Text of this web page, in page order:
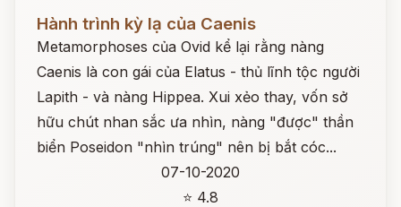
Hành trình kỳ lạ của Caenis
Metamorphoses của Ovid kể lại rằng nàng
Caenis là con gái của Elatus - thủ lĩnh tộc người
Lapith - và nàng Hippea. Xui xẻo thay, vốn sở
hữu chút nhan sắc ưa nhìn, nàng "được" thần
biển Poseidon "nhìn trúng" nên bị bắt cóc...
07-10-2020
⭐ 4.8